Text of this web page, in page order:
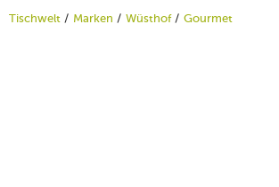
Tischwelt Marken Wüsthof Gourmet